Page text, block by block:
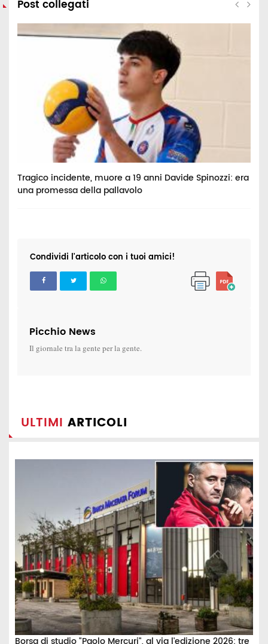
Post collegati
Tragico incidente, muore a 19 anni Davide Spinozzi: era
una promessa della pallavolo
Condividi l'articolo con i tuoi amici!
Picchio News
Il giornale tra la gente per la gente.
ULTIMI ARTICOLI